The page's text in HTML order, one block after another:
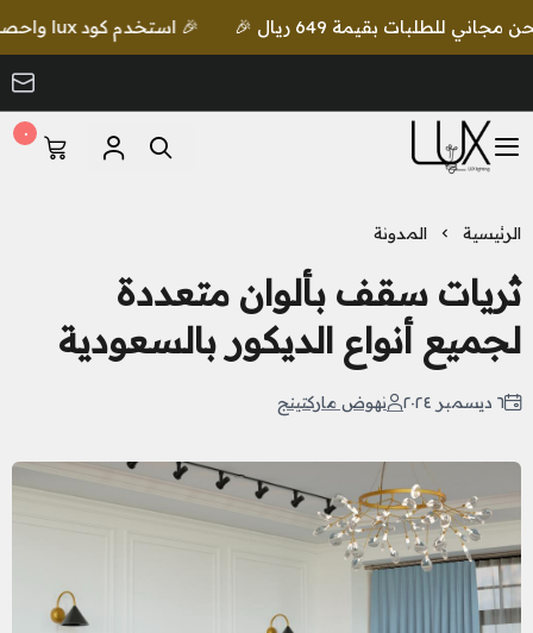
🎉 استخدم كود lux واحصل على خصم إضافي مع شحن مجاني للطلبات بقيمة 649 ريال 🎉
LUX Lighting
٠
الرئيسية المدونة
ثريات سقف بألوان متعددة
لجميع أنواع الديكور بالسعودية
٦ ديسمبر ٢٠٢٤ نهوض ماركتينج